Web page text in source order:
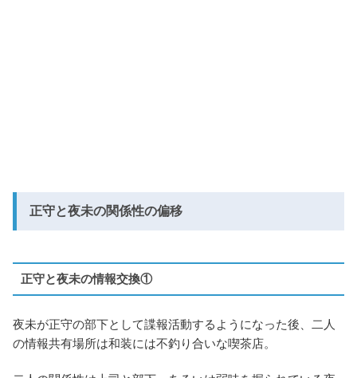
正守と夜未の関係性の偏移
正守と夜未の情報交換①
夜未が正守の部下として諜報活動するようになった後、二人
の情報共有場所は和装には不釣り合いな喫茶店。